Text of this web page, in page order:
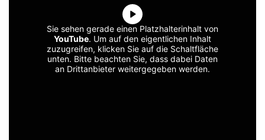
Sie sehen gerade einen Platzhalterinhalt von
YouTube. Um auf den eigentlichen Inhalt
zuzugreifen, klicken Sie auf die Schaltfläche
unten. Bitte beachten Sie, dass dabei Daten
an Drittanbieter weitergegeben werden.